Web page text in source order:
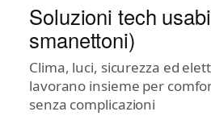
Soluzioni tech
smanettoni)
Clima, luci, sicurezza ed
lavorano insieme per
senza complicazioni